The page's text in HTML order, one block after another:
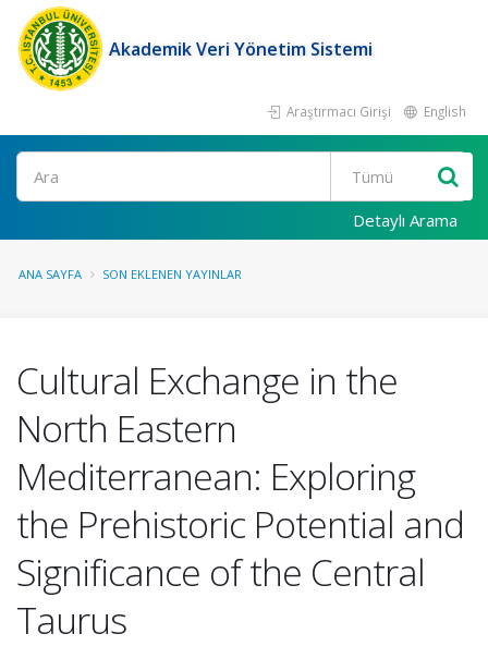
Akademik Veri Yönetim Sistemi
Araştırmacı Girişi English
Ara
Detaylı Arama
ANA SAYFA SON EKLENEN YAYINLAR
Cultural Exchange in the
North Eastern
Mediterranean: Exploring
the Prehistoric Potential and
Significance of the Central
Taurus